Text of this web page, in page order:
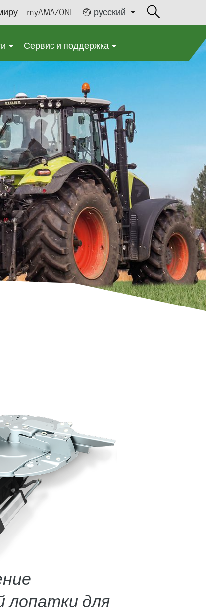
myAMAZONE русский
Сервис и поддержка
лопатки для